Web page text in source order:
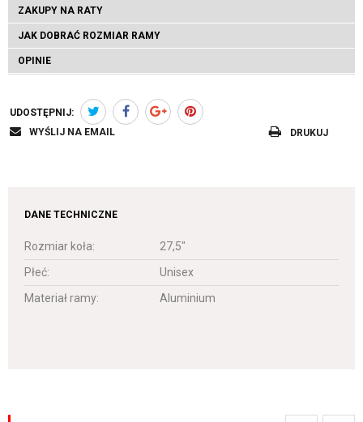
ZAKUPY NA RATY
JAK DOBRAĆ ROZMIAR RAMY
OPINIE
UDOSTĘPNIJ:
WYŚLIJ NA EMAIL
DRUKUJ
DANE TECHNICZNE
Rozmiar koła:
27,5"
Płeć:
Unisex
Materiał ramy:
Aluminium